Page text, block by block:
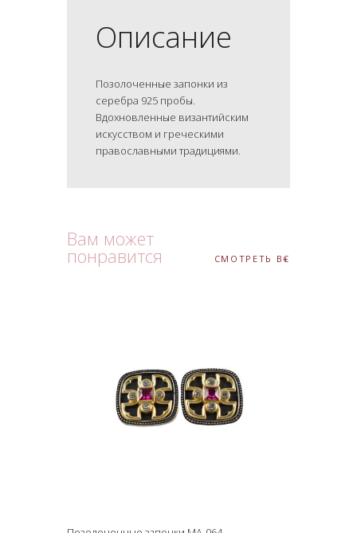
Описание
Позолоченные запонки из
серебра 925 пробы.
Вдохновленные византийским
искусством и греческими
православными традициями.
Вам может
понравится СМОТРЕТЬ ВСЕ